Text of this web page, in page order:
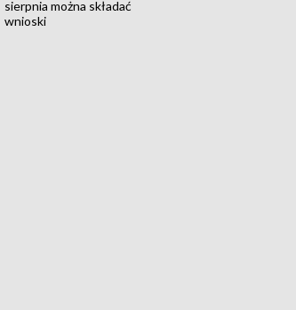
sierpnia można składać
wnioski